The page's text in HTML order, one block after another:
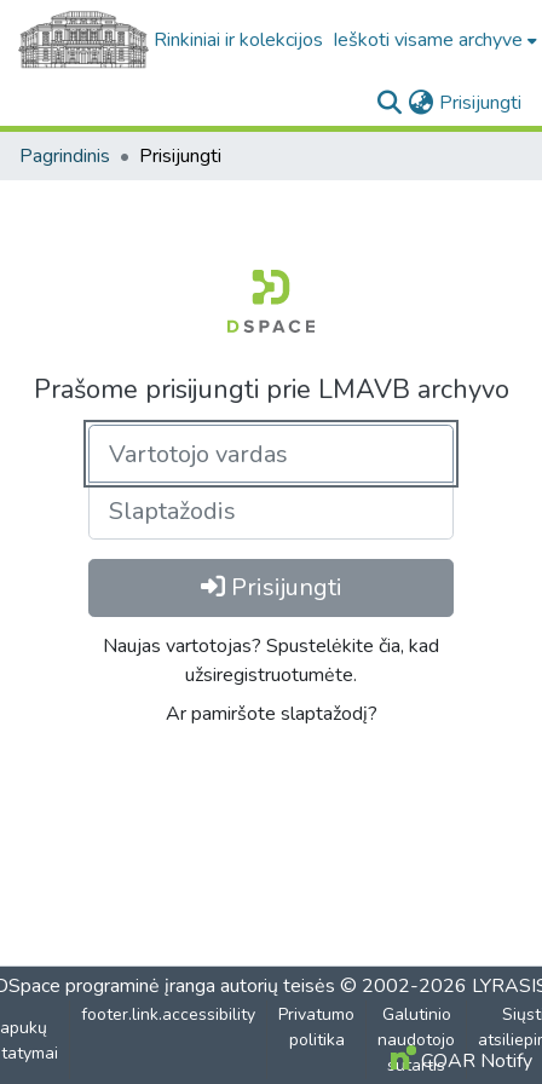
Rinkiniai ir kolekcijos Ieškoti visame archyve
Prisijungti
Pagrindinis Prisijungti
Prašome prisijungti prie LMAVB archyvo
Prisijungti
Naujas vartotojas? Spustelėkite čia, kad
užsiregistruotumėte.
Ar pamiršote slaptažodį?
programinė įranga autorių teisės © 2002-2026
footer.link.accessibility
Privatumo
politika
Galutinio
naudotojo
sutartisCOAR Notify